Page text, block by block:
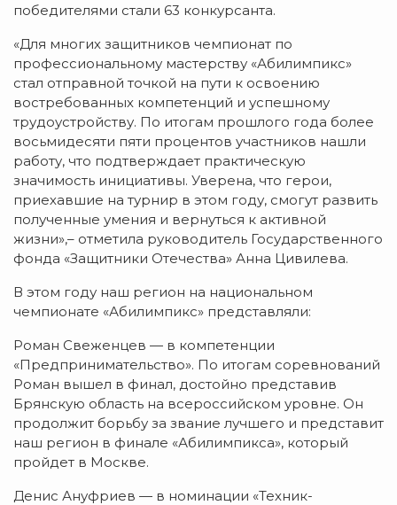
победителями стали 63 конкурсанта.
«Для многих защитников чемпионат по
профессиональному мастерству «Абилимпикс»
стал отправной точкой на пути к освоению
востребованных компетенций и успешному
трудоустройству. По итогам прошлого года более
восьмидесяти пяти процентов участников нашли
работу, что подтверждает практическую
значимость инициативы. Уверена, что герои,
приехавшие на турнир в этом году, смогут развить
полученные умения и вернуться к активной
жизни»,– отметила руководитель Государственного
фонда «Защитники Отечества» Анна Цивилева.
В этом году наш регион на национальном
чемпионате «Абилимпикс» представляли:
Роман Свеженцев — в компетенции
«Предпринимательство». По итогам соревнований
Роман вышел в финал, достойно представив
Брянскую область на всероссийском уровне. Он
продолжит борьбу за звание лучшего и представит
наш регион в финале «Абилимпикса», который
пройдет в Москве.
Денис Ануфриев — в номинации «Техник-